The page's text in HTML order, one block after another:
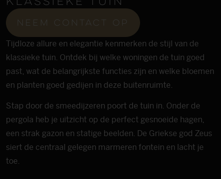
neem contact op
Tijdloze allure en elegantie kenmerken de stijl van de
klassieke tuin. Ontdek bij welke woningen de tuin goed
past, wat de belangrijkste functies zijn en welke bloemen
en planten goed gedijen in deze buitenruimte.
Stap door de smeedijzeren poort de tuin in. Onder de
pergola heb je uitzicht op de perfect gesnoeide hagen,
een strak gazon en statige beelden. De Griekse god Zeus
siert de centraal gelegen marmeren fontein en lacht je
toe.